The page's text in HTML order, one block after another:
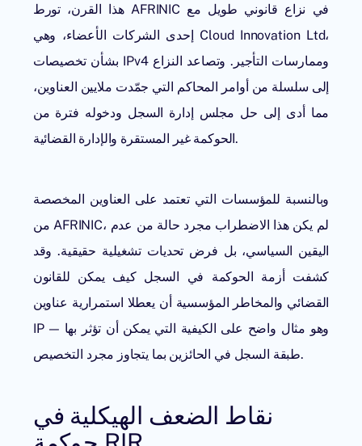
هذا القرن، تورط AFRINIC في نزاع قانوني طويل مع
إحدى الشركات الأعضاء، وهي Cloud Innovation Ltd،
بشأن تخصيصات IPv4 وممارسات التأجير. وتصاعد النزاع
إلى سلسلة من أوامر المحاكم التي جمّدت ملايين العناوين،
مما أدى إلى حل مجلس إدارة السجل ودخوله فترة من
الحوكمة غير المستقرة والإدارة القضائية.
وبالنسبة للمؤسسات التي تعتمد على العناوين المخصصة
من AFRINIC، لم يكن هذا الاضطراب مجرد حالة من عدم
اليقين السياسي، بل فرض تحديات تشغيلية حقيقية. وقد
كشفت أزمة الحوكمة في السجل كيف يمكن للقانون
القضائي والمخاطر المؤسسية أن يعطلا استمرارية عناوين
IP — وهو مثال واضح على الكيفية التي يمكن أن تؤثر بها
طبقة السجل في الحائزين بما يتجاوز مجرد التخصيص.
نقاط الضعف الهيكلية في